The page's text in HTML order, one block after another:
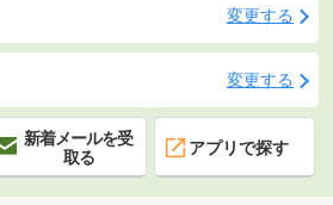
変更する
変更する
新着メールを受
取る
アプリで探す